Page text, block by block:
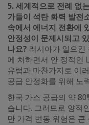
5. 세계적으로 전례 없
가들이 석탄 화력 발전
속에서 에너지 전환에
안정성이 문제시되고
나요? 러시아가 일으킨
에 처하면서 안 정적인
유럽과 마찬가지로 이
공급 안정화를 위해 노
한국 가스 공급의 약
습니다. 그러므로 양적
만 가격 변동 위험은 큰